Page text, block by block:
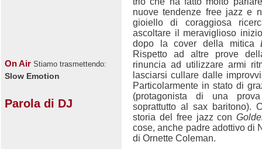
On Air Stiamo trasmettendo:
Slow Emotion
Parola di DJ
nuove tendenze free jazz e
gioiello di coraggiosa
ascoltare il meraviglioso
dopo la cover della mitica
Rispetto ad altre prove
rinuncia ad utilizzare armi
lasciarsi cullare dalle
Particolarmente in stato di
(protagonista di una
soprattutto al sax baritono).
storia del free jazz con
cose, anche padre adottivo di
di Ornette Coleman.